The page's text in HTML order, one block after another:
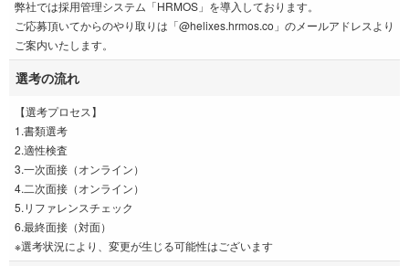
弊社では採用管理システム「HRMOS」を導入しております。
ご応募頂いてからのやり取りは「@helixes.hrmos.co」のメールアドレスより
ご案内いたします。
選考の流れ
【選考プロセス】
1.書類選考
2.適性検査
3.一次面接（オンライン）
4.二次面接（オンライン）
5.リファレンスチェック
6.最終面接（対面）
※選考状況により、変更が生じる可能性はございます